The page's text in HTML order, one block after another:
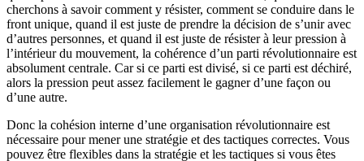
cherchons à savoir comment y résister, comment se conduire dans le
front unique, quand il est juste de prendre la décision de s’unir avec
d’autres personnes, et quand il est juste de résister à leur pression à
l’intérieur du mouvement, la cohérence d’un parti révolutionnaire est
absolument centrale. Car si ce parti est divisé, si ce parti est déchiré,
alors la pression peut assez facilement le gagner d’une façon ou
d’une autre.
Donc la cohésion interne d’une organisation révolutionnaire est
nécessaire pour mener une stratégie et des tacti­ques correctes. Vous
pouvez être flexibles dans la stratégie et les tactiques si vous êtes